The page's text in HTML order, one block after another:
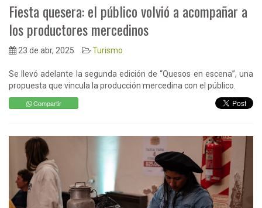
Fiesta quesera: el público volvió a acompañar a
los productores mercedinos
23 de abr, 2025 Turismo
Se llevó adelante la segunda edición de “Quesos en escena”, una
propuesta que vincula la producción mercedina con el público.
Compartir